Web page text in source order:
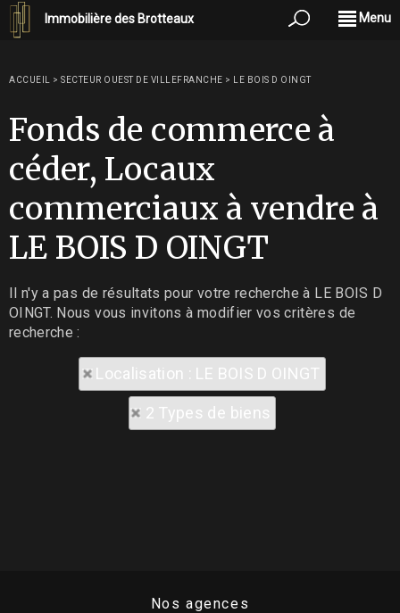
Immobilière des Brotteaux Menu
ACCUEIL > SECTEUR OUEST DE VILLEFRANCHE > LE BOIS D OINGT
Fonds de commerce à
céder, Locaux
commerciaux à vendre à
LE BOIS D OINGT
Il n'y a pas de résultats pour votre recherche à LE BOIS D
OINGT. Nous vous invitons à modifier vos critères de
recherche :
Localisation : LE BOIS D OINGT
2 Types de biens
Nos agences